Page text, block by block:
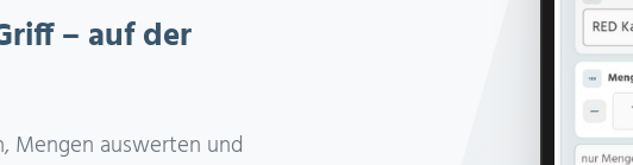
– auf der
Mengen auswerten und